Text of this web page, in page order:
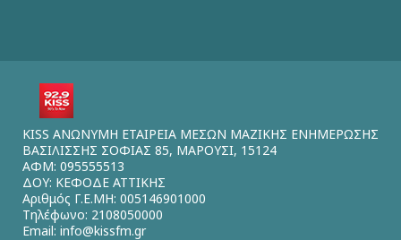
KISS ΑΝΩΝΥΜΗ ΕΤΑΙΡΕΙΑ ΜΕΣΩΝ ΜΑΖΙΚΗΣ ΕΝΗΜΕΡΩΣΗΣ
ΒΑΣΙΛΙΣΣΗΣ ΣΟΦΙΑΣ 85, ΜΑΡΟΥΣΙ, 15124
ΑΦΜ: 095555513
ΔΟΥ: ΚΕΦΟΔΕ ΑΤΤΙΚΗΣ
Αριθμός Γ.Ε.ΜΗ: 005146901000
Τηλέφωνο: 2108050000
Email: info@kissfm.gr